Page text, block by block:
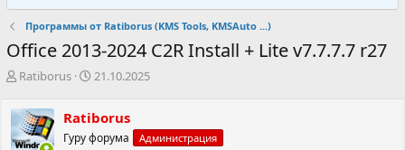
Программы от Ratiborus (KMS Tools, KMSAuto ...)
Office 2013-2024 C2R Install + Lite v7.7.7.7 r27
А
т
о
р
Ratiborus
Д
а
н
21.10.2025
Ratiborus
Гуру форума Администрация